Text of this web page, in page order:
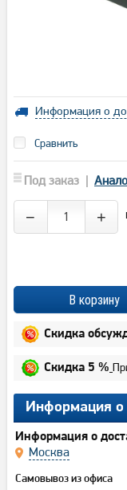
Информация о
Сравнить
Под заказ |
− +
Скидка
Скидка 5 %
Информация о
Информация о
Москва
Самовывоз из офиса